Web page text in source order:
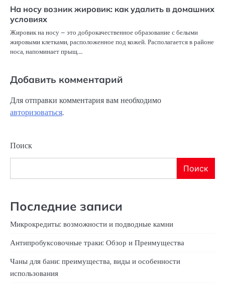
На носу возник жировик: как удалить в домашних
условиях
Жировик на носу – это доброкачественное образование с белыми
жировыми клетками, расположенное под кожей. Располагается в районе
носа, напоминает прыщ.…
Добавить комментарий
Для отправки комментария вам необходимо
авторизоваться.
Поиск
Поиск
Последние записи
Микрокредиты: возможности и подводные камни
Антипробуксовочные траки: Обзор и Преимущества
Чаны для бани: преимущества, виды и особенности
использования